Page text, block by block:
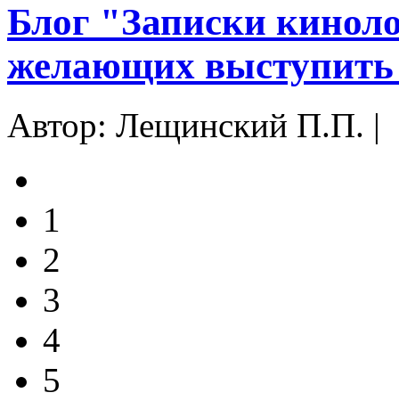
Блог "Записки
желающих выступить
Автор: Лещинский П.П. |
1
2
3
4
5